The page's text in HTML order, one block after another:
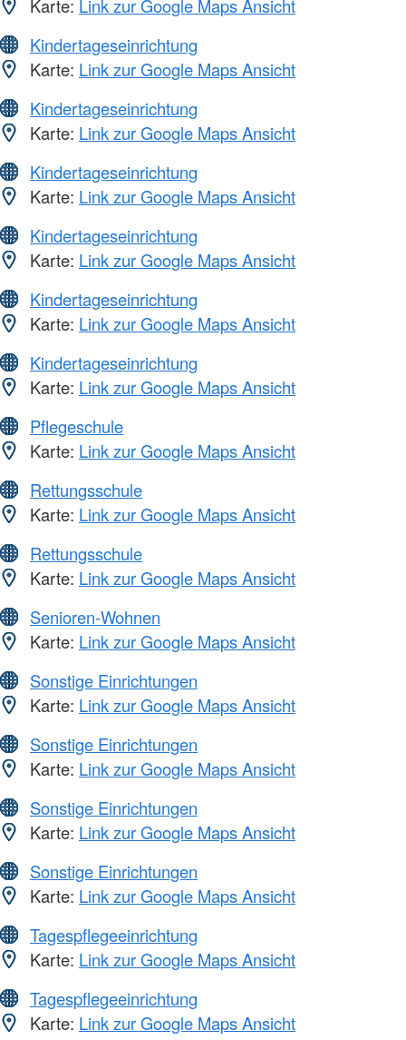
Karte: Link zur Google Maps Ansicht
Kindertageseinrichtung
Karte: Link zur Google Maps Ansicht
Kindertageseinrichtung
Karte: Link zur Google Maps Ansicht
Kindertageseinrichtung
Karte: Link zur Google Maps Ansicht
Kindertageseinrichtung
Karte: Link zur Google Maps Ansicht
Kindertageseinrichtung
Karte: Link zur Google Maps Ansicht
Kindertageseinrichtung
Karte: Link zur Google Maps Ansicht
Pflegeschule
Karte: Link zur Google Maps Ansicht
Rettungsschule
Karte: Link zur Google Maps Ansicht
Rettungsschule
Karte: Link zur Google Maps Ansicht
Senioren-Wohnen
Karte: Link zur Google Maps Ansicht
Sonstige Einrichtungen
Karte: Link zur Google Maps Ansicht
Sonstige Einrichtungen
Karte: Link zur Google Maps Ansicht
Sonstige Einrichtungen
Karte: Link zur Google Maps Ansicht
Sonstige Einrichtungen
Karte: Link zur Google Maps Ansicht
Tagespflegeeinrichtung
Karte: Link zur Google Maps Ansicht
Tagespflegeeinrichtung
Karte: Link zur Google Maps Ansicht